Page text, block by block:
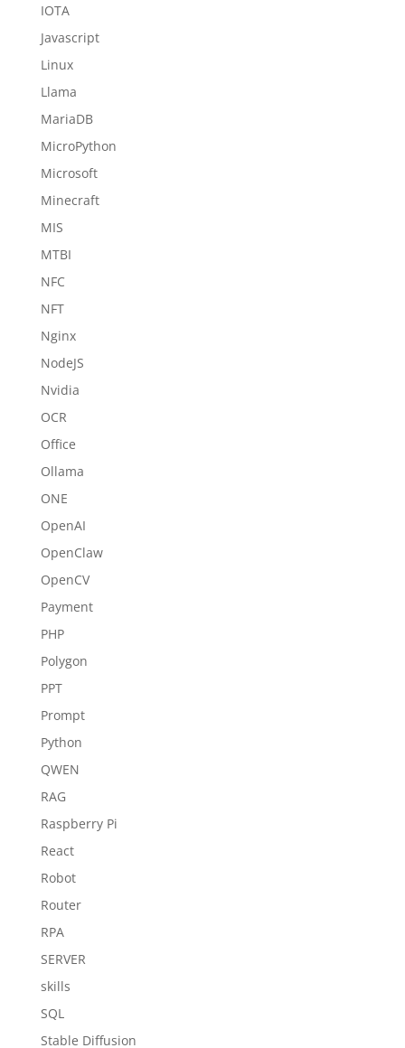
IOTA
Javascript
Linux
Llama
MariaDB
MicroPython
Microsoft
Minecraft
MIS
MTBI
NFC
NFT
Nginx
NodeJS
Nvidia
OCR
Office
Ollama
ONE
OpenAI
OpenClaw
OpenCV
Payment
PHP
Polygon
PPT
Prompt
Python
QWEN
RAG
Raspberry Pi
React
Robot
Router
RPA
SERVER
skills
SQL
Stable Diffusion